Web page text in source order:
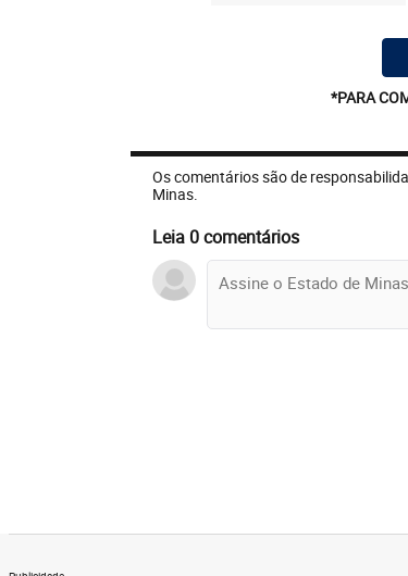
*PARA
Os comentários são de
Minas.
Leia 0 comentários